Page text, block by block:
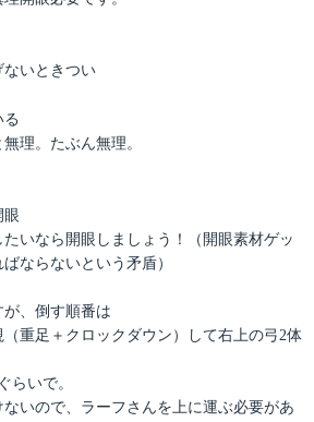
ないときつい
る
理。たぶん無理。
眼
いなら開眼しましょう！（開眼素材ゲッ
ならないという矛盾）
、倒す順番は
重足＋クロックダウン）して右上の弓2体
らいで。
いので、ラーフさんを上に運ぶ必要があ